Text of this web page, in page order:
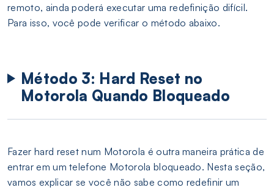
remoto, ainda poderá executar uma redefinição difícil.
Para isso, você pode verificar o método abaixo.
Método 3: Hard Reset no
Motorola Quando Bloqueado
Fazer hard reset num Motorola é outra maneira prática de
entrar em um telefone Motorola bloqueado. Nesta seção,
vamos explicar se você não sabe como redefinir um